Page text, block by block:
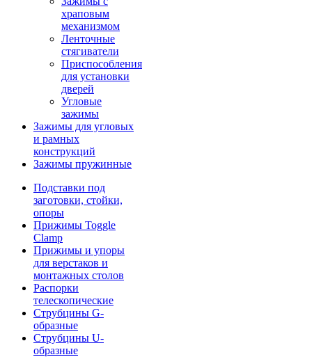
храповым
механизмом
Ленточные
стягиватели
Приспособления
для установки
дверей
Угловые
зажимы
Зажимы для угловых
и рамных
конструкций
Зажимы пружинные
Подставки под
заготовки, стойки,
опоры
Прижимы Toggle
Clamp
Прижимы и упоры
для верстаков и
монтажных столов
Распорки
телескопические
Струбцины G-
образные
Струбцины U-
образные